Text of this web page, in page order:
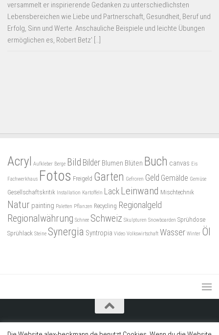
versammelt er inspirierende Gedanken zu unterschiedlichsten
Lebensbereichen wie Liebe und Partnerschaft, Gesundheit, Beruf und
Erfolg, Sinn und Werte. Anschauliche Beispiele und leichte Übungen
ermöglichen es, Robert Betz' […]
Acryl Aufkleber Berge Bild Bilder Blumen Blüten Buch canvas Eis
Fachwerkhaus Fotos Freigeld Garten Gefroren Geld Gemälde Gemüse
Gesellschaftskritik Installation Kartoffeln Lack Leinwand Mischtechnik
Natur painting Paletten Pflanzen Recycling Regionalgeld
Regionalwährung Schnee Schweiz Skulpturen Snowboarden Sprühdose
Sprühlack Steine Synergia Syntropia Video Volkswirtschaft Wasser Winter Öl